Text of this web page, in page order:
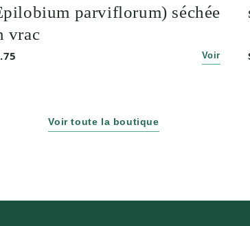
parviflorum) séchée
vrac
Voir
Voir toute la boutique